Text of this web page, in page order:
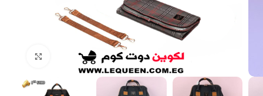
Click to enlarge